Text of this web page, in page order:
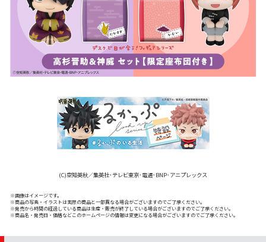
(C)空知英秋／集英社･テレビ東京･電通･BNP･アニプレックス
※画像はイメージです。
※商品の写真・イラストは実際の商品と一部異なる場合がございますのでご了承ください。
※発売から時間の経過している商品は生産・販売が終了している場合がございますのでご了承ください。
※商品名・発売日・価格などこのホームページの情報は変更になる場合がございますのでご了承ください。